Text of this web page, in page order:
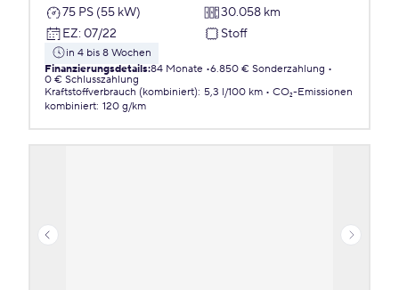
75 PS (55 kW)
30.058 km
EZ: 07/22 Stoff
in 4 bis 8 Wochen
Finanzierungsdetails:84 Monate 6.850 € Sonderzahlung
0 € Schlusszahlung
Kraftstoffverbrauch (kombiniert): 5,3 l/100 km
CO₂-Emissionen
kombiniert: 120 g/km